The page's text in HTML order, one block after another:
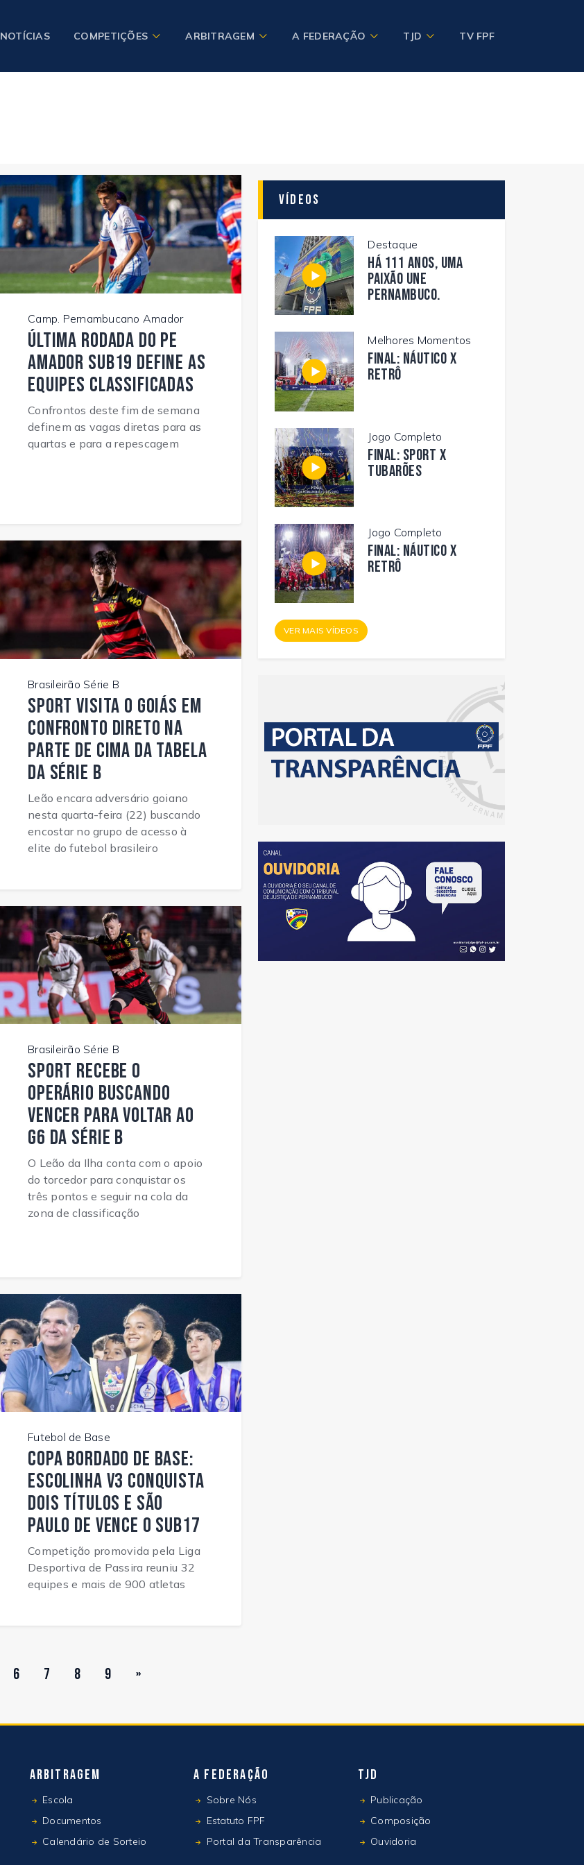
NOTÍCIAS COMPETIÇÕES ARBITRAGEM A FEDERAÇÃO TJD TV FPF
Camp. Pernambucano Amador
Última rodada do PE
Amador Sub19 define as
equipes classificadas
Confrontos deste fim de semana
definem as vagas diretas para as
quartas e para a repescagem
Brasileirão Série B
Sport visita o Goiás em
confronto direto na
parte de cima da tabela
da Série B
Leão encara adversário goiano
nesta quarta-feira (22) buscando
encostar no grupo de acesso à
elite do futebol brasileiro
Brasileirão Série B
Sport recebe o
Operário buscando
vencer para voltar ao
G6 da Série B
O Leão da Ilha conta com o apoio
do torcedor para conquistar os
três pontos e seguir na cola da
zona de classificação
Futebol de Base
Copa Bordado de Base:
Escolinha V3 conquista
dois títulos e São
Paulo de vence o Sub17
Competição promovida pela Liga
Desportiva de Passira reuniu 32
equipes e mais de 900 atletas
6 7 8 9 »
Vídeos
Destaque
Há 111 anos, uma
paixão une
Pernambuco.
Melhores Momentos
FINAL: NÁUTICO X
RETRÔ
Jogo Completo
FINAL: SPORT X
TUBARÕES
Jogo Completo
FINAL: NÁUTICO X
RETRÔ
VER MAIS VÍDEOS
Arbitragem
Escola
Documentos
Calendário de Sorteio
A Federação
Sobre Nós
Estatuto FPF
Portal da Transparência
TJD
Publicação
Composição
Ouvidoria